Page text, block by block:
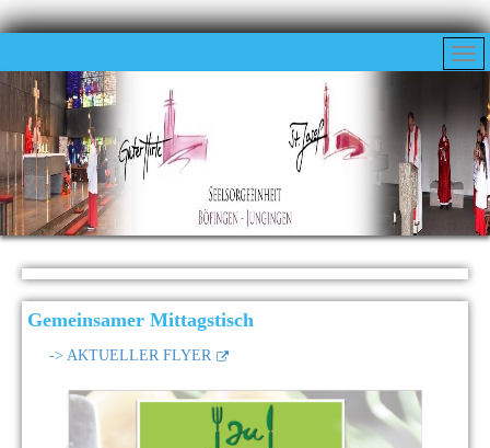
Gemeinsamer Mittagstisch
-> AKTUELLER FLYER